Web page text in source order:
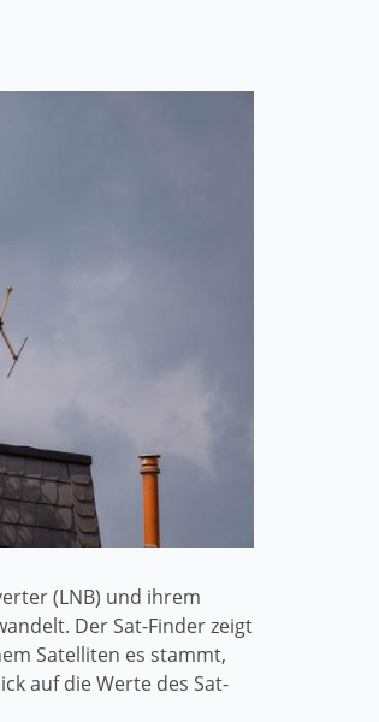
(LNB) und ihrem
Der Sat-Finder zeigt
Satelliten es stammt,
auf die Werte des Sat-